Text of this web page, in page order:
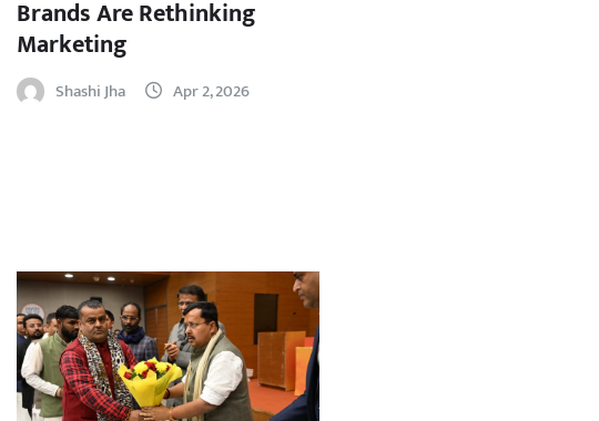
Brands Are Rethinking
Marketing
Shashi Jha Apr 2, 2026